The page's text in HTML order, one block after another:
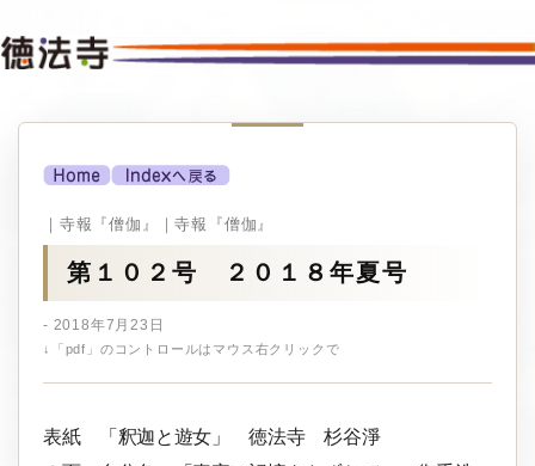
｜寺報『僧伽』｜寺報『僧伽』
第１０２号 ２０１８年夏号
- 2018年7月23日
↓「pdf」のコントロールはマウス右クリックで
表紙 「釈迦と遊女」 徳法寺 杉谷淨